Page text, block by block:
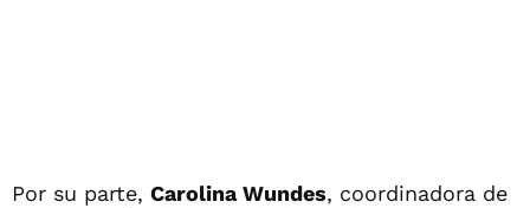
Por su parte, Carolina Wundes, coordinadora de